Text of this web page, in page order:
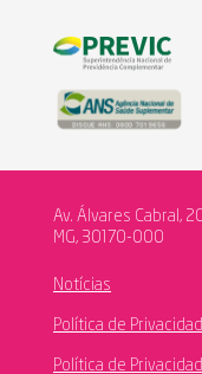
Av. Álvares Cabral,
MG, 30170-000
Notícias
Política de
Política de